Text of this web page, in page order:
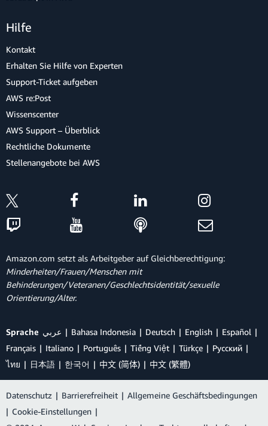
Hilfe
Kontakt
Erhalten Sie Hilfe von Experten
Support-Ticket aufgeben
AWS re:Post
Wissenscenter
AWS Support – Überblick
Rechtliche Dokumente
Stellenangebote bei AWS
Amazon.com setzt als Arbeitgeber auf Gleichberechtigung:
Minderheiten/Frauen/Menschen mit
Behinderungen/Veteranen/Geschlechtsidentität/sexuelle
Orientierung/Alter.
Sprache عربي Bahasa Indonesia Deutsch English
Español
Français
Italiano Português Tiếng Việt Türkçe
Ρусский
ไทย
日本語 한국어 中文 (简体) 中文 (繁體)
Datenschutz | Barrierefreiheit | Allgemeine Geschäftsbedingungen
| Cookie-Einstellungen |